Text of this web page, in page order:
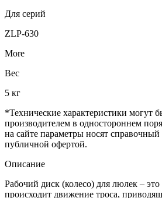
Для серий
ZLP-630
More
Вес
5 кг
*Технические характеристики могут
производителем в одностороннем
на сайте параметры носят справочный
публичной офертой.
Описание
Рабочий диск (колесо) для люлек –
происходит движение троса,